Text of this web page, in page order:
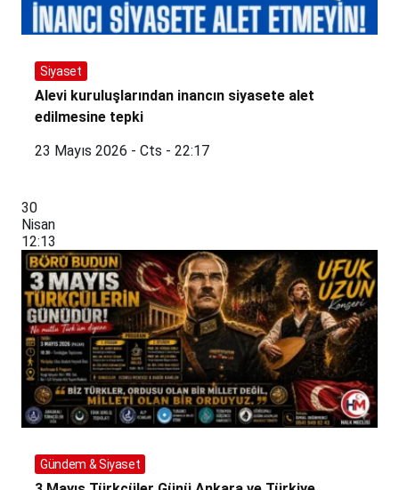
Siyaset
Alevi kuruluşlarından inancın siyasete alet
edilmesine tepki
23 Mayıs 2026 - Cts - 22:17
30
Nisan
12:13
Gündem & Siyaset